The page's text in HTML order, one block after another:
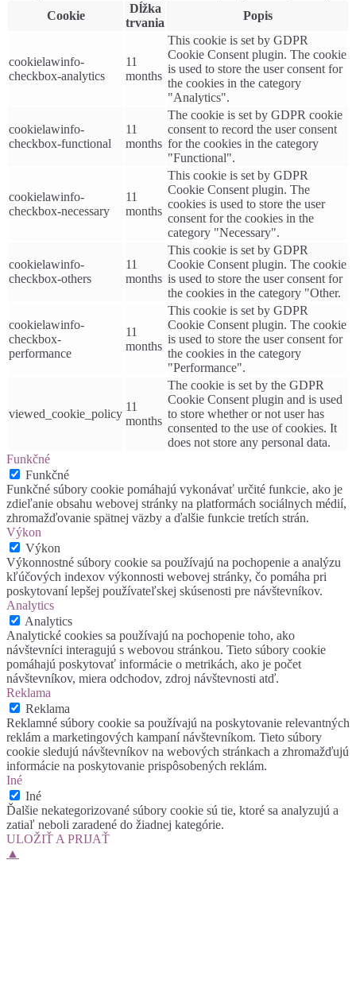
Cookie
Dĺžka
trvania
Popis
cookielawinfo-
checkbox-analytics
11
months
This cookie is set by GDPR
Cookie Consent plugin. The cookie
is used to store the user consent for
the cookies in the category
"Analytics".
cookielawinfo-
checkbox-functional
11
months
The cookie is set by GDPR cookie
consent to record the user consent
for the cookies in the category
"Functional".
cookielawinfo-
checkbox-necessary
11
months
This cookie is set by GDPR
Cookie Consent plugin. The
cookies is used to store the user
consent for the cookies in the
category "Necessary".
cookielawinfo-
checkbox-others
11
months
This cookie is set by GDPR
Cookie Consent plugin. The cookie
is used to store the user consent for
the cookies in the category "Other.
cookielawinfo-
checkbox-
performance
11
months
This cookie is set by GDPR
Cookie Consent plugin. The cookie
is used to store the user consent for
the cookies in the category
"Performance".
viewed_cookie_policy
11
months
The cookie is set by the GDPR
Cookie Consent plugin and is used
to store whether or not user has
consented to the use of cookies. It
does not store any personal data.
Funkčné
Funkčné
Funkčné súbory cookie pomáhajú vykonávať určité funkcie, ako je
zdieľanie obsahu webovej stránky na platformách sociálnych médií,
zhromažďovanie spätnej väzby a ďalšie funkcie tretích strán.
Výkon
Výkon
Výkonnostné súbory cookie sa používajú na pochopenie a analýzu
kľúčových indexov výkonnosti webovej stránky, čo pomáha pri
poskytovaní lepšej používateľskej skúsenosti pre návštevníkov.
Analytics
Analytics
Analytické cookies sa používajú na pochopenie toho, ako
návštevníci interagujú s webovou stránkou. Tieto súbory cookie
pomáhajú poskytovať informácie o metrikách, ako je počet
návštevníkov, miera odchodov, zdroj návštevnosti atď.
Reklama
Reklama
Reklamné súbory cookie sa používajú na poskytovanie relevantných
reklám a marketingových kampaní návštevníkom. Tieto súbory
cookie sledujú návštevníkov na webových stránkach a zhromažďujú
informácie na poskytovanie prispôsobených reklám.
Iné
Iné
Ďalšie nekategorizované súbory cookie sú tie, ktoré sa analyzujú a
zatiaľ neboli zaradené do žiadnej kategórie.
ULOŽIŤ A PRIJAŤ
▲